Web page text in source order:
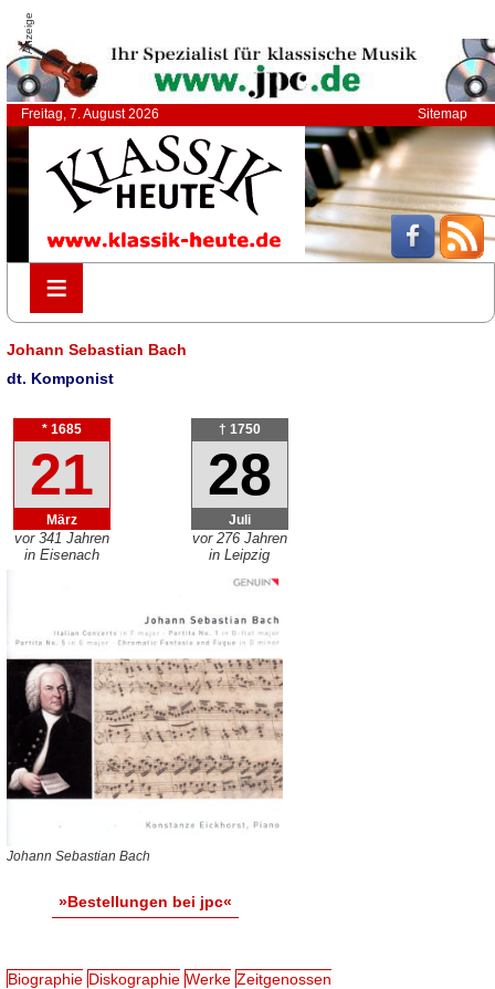
Anzeige
Freitag, 7. August 2026 Sitemap
≡
≡
Johann Sebastian Bach
dt. Komponist
* 1685
21
März
vor 341 Jahren
in Eisenach
† 1750
28
Juli
vor 276 Jahren
in Leipzig
Johann Sebastian Bach
»Bestellungen bei jpc«
Biographie Diskographie Werke Zeitgenossen